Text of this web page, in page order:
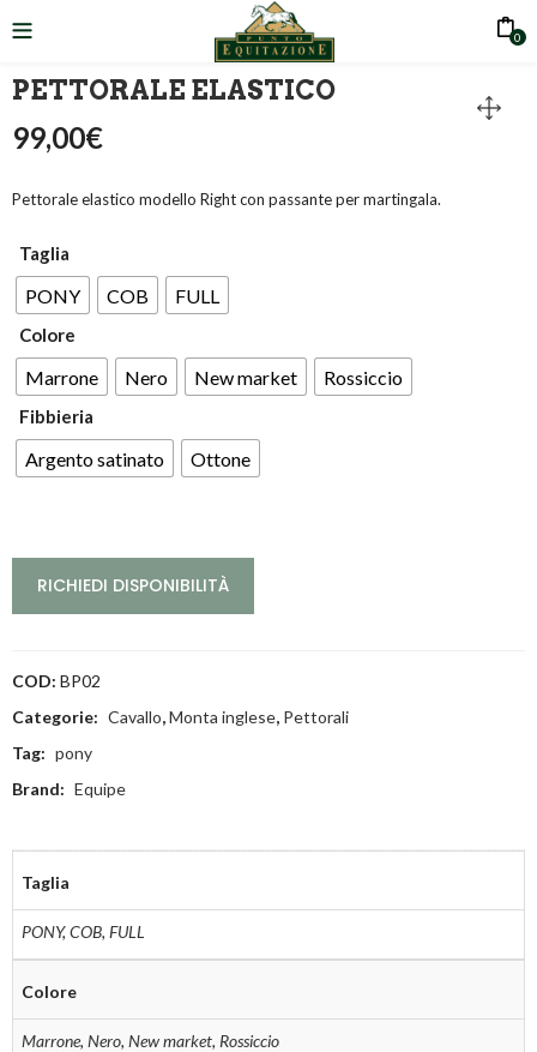
0
PETTORALE ELASTICO
99,00€
Pettorale elastico modello Right con passante per martingala.
Taglia
PONY COB FULL
Colore
Marrone Nero New market Rossiccio
Fibbieria
Argento satinato Ottone
RICHIEDI DISPONIBILITÀ
COD: BP02
Categorie: Cavallo,Monta inglese, Pettorali
Tag: pony
Brand: Equipe
Taglia
PONY,COB, FULL
Colore
Marrone, Nero, New market, Rossiccio